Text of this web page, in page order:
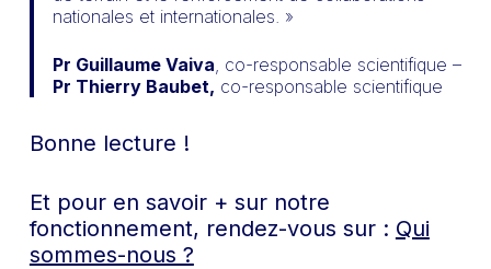
nationales et internationales. »
Pr Guillaume Vaiva, co-responsable scientifique –
Pr Thierry Baubet, co-responsable scientifique
Bonne lecture !
Et pour en savoir + sur notre
fonctionnement, rendez-vous sur : Qui
sommes-nous ?